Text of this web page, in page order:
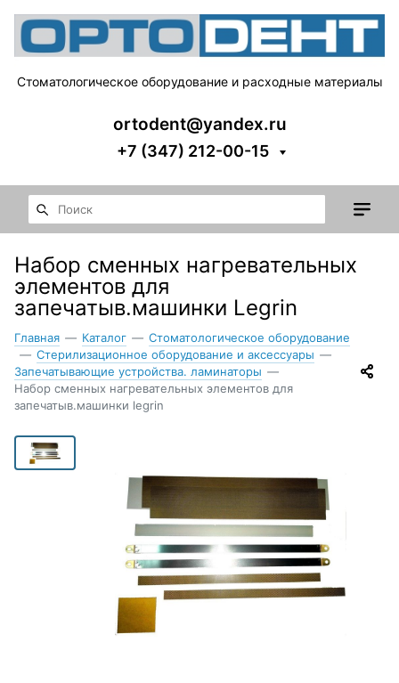
Стоматологическое оборудование и расходные материалы
ortodent@yandex.ru
+7 (347) 212-00-15
Набор сменных нагревательных
элементов для
запечатыв.машинки Legrin
Главная — Каталог — Стоматологическое оборудование
— Стерилизационное оборудование и аксессуары —
Запечатывающие устройства. ламинаторы —
Набор сменных нагревательных элементов для
запечатыв.машинки legrin